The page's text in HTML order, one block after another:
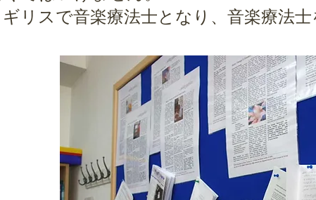
リスで音楽療法士となり、音楽療法